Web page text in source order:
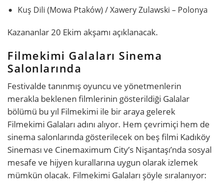
Kuş Dili (Mowa Ptaków) / Xawery Zulawski – Polonya
Kazananlar 20 Ekim akşamı açıklanacak.
Filmekimi Galaları Sinema
Salonlarında
Festivalde tanınmış oyuncu ve yönetmenlerin
merakla beklenen filmlerinin gösterildiği Galalar
bölümü bu yıl Filmekimi ile bir araya gelerek
Filmekimi Galaları adını alıyor. Hem çevrimiçi hem de
sinema salonlarında gösterilecek on beş filmi Kadıköy
Sineması ve Cinemaximum City’s Nişantaşı’nda sosyal
mesafe ve hijyen kurallarına uygun olarak izlemek
mümkün olacak. Filmekimi Galaları şöyle sıralanıyor: